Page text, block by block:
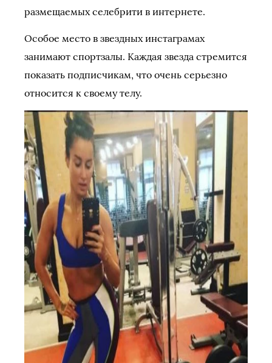
размещаемых селебрити в интернете.
Особое место в звездных инстаграмах
занимают спортзалы. Каждая звезда стремится
показать подписчикам, что очень серьезно
относится к своему телу.